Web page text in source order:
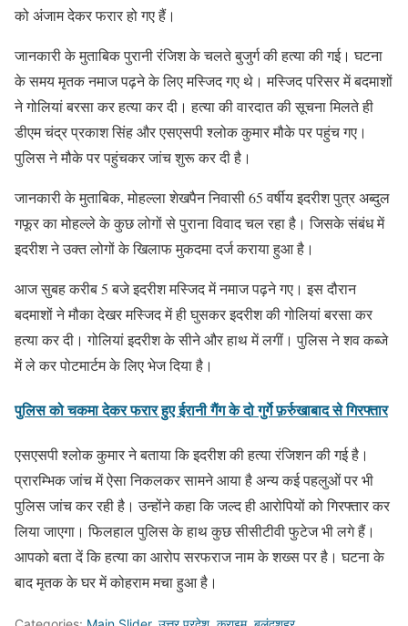
को अंजाम देकर फरार हो गए हैं।
जानकारी के मुताबिक पुरानी रंजिश के चलते बुजुर्ग की हत्या की गई। घटना
के समय मृतक नमाज पढ़ने के लिए मस्जिद गए थे। मस्जिद परिसर में बदमाशों
ने गोलियां बरसा कर हत्या कर दी। हत्या की वारदात की सूचना मिलते ही
डीएम चंद्र प्रकाश सिंह और एसएसपी श्लोक कुमार मौके पर पहुंच गए।
पुलिस ने मौके पर पहुंचकर जांच शुरू कर दी है।
जानकारी के मुताबिक, मोहल्ला शेखपैन निवासी 65 वर्षीय इदरीश पुत्र अब्दुल
गफूर का मोहल्ले के कुछ लोगों से पुराना विवाद चल रहा है। जिसके संबंध में
इदरीश ने उक्त लोगों के खिलाफ मुकदमा दर्ज कराया हुआ है।
आज सुबह करीब 5 बजे इदरीश मस्जिद में नमाज पढ़ने गए। इस दौरान
बदमाशों ने मौका देखर मस्जिद में ही घुसकर इदरीश की गोलियां बरसा कर
हत्या कर दी। गोलियां इदरीश के सीने और हाथ में लगीं। पुलिस ने शव कब्जे
में ले कर पोटमार्टम के लिए भेज दिया है।
पुलिस को चकमा देकर फरार हुए ईरानी गैंग के दो गुर्गे फ़र्रुखाबाद से गिरफ्तार
एसएसपी श्लोक कुमार ने बताया कि इदरीश की हत्या रंजिशन की गई है।
प्रारम्भिक जांच में ऐसा निकलकर सामने आया है अन्य कई पहलुओं पर भी
पुलिस जांच कर रही है। उन्होंने कहा कि जल्द ही आरोपियों को गिरफ्तार कर
लिया जाएगा। फिलहाल पुलिस के हाथ कुछ सीसीटीवी फुटेज भी लगे हैं।
आपको बता दें कि हत्या का आरोप सरफराज नाम के शख्स पर है। घटना के
बाद मृतक के घर में कोहराम मचा हुआ है।